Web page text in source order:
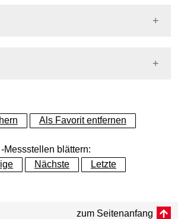
Als Favorit entfernen
Messstellen blättern:
Nächste Letzte
zum Seitenanfang